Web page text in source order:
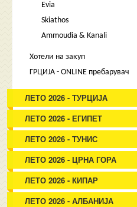
Evia
Skiathos
Ammoudia & Kanali
Хотели на закуп
ГРЦИЈА - ONLINE пребарувач
ЛЕТО 2026 - ТУРЦИЈА
ЛЕТО 2026 - ЕГИПЕТ
ЛЕТО 2026 - ТУНИС
ЛЕТО 2026 - ЦРНА ГОРА
ЛЕТО 2026 - КИПАР
ЛЕТО 2026 - АЛБАНИЈА